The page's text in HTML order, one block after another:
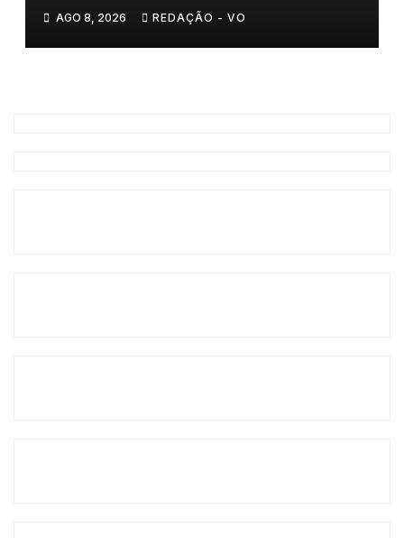
AGO 8, 2026 REDAÇÃO - VO